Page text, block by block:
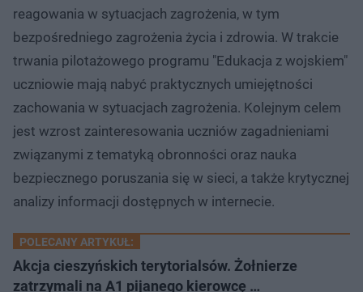
reagowania w sytuacjach zagrożenia, w tym
bezpośredniego zagrożenia życia i zdrowia. W trakcie
trwania pilotażowego programu "Edukacja z wojskiem"
uczniowie mają nabyć praktycznych umiejętności
zachowania w sytuacjach zagrożenia. Kolejnym celem
jest wzrost zainteresowania uczniów zagadnieniami
związanymi z tematyką obronności oraz nauka
bezpiecznego poruszania się w sieci, a także krytycznej
analizy informacji dostępnych w internecie.
POLECANY ARTYKUŁ:
Akcja cieszyńskich terytorialsów. Żołnierze
zatrzymali na A1 pijanego kierowcę …